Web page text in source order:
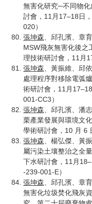
無害化研究─不同物
討會，11月17–18日
020）
張坤森 、邱孔濱、章
MSW飛灰無害化後之
理技術研討會，11月
張坤森 、黃振維、邱
處理程序對移除電弧
術研討會，11月
001-CC3）
張坤森 、邱孔濱、潘
栗產業發展與環境文
學術研討會，10 月 6
張坤森 、楊弘傑、黃
屬污染土壤整治之全
下水研討會，11月
-239-001-E）
張坤森 、邱孔濱、章
無害化垃圾焚化飛灰